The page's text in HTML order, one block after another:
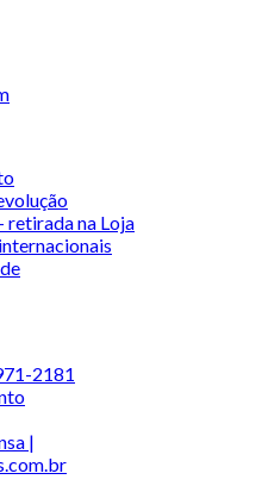
retirada na Loja
2181
|